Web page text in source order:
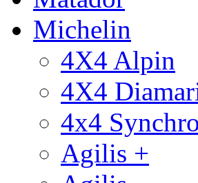
Michelin
4X4 Alpin
4X4
4x4
Agilis +